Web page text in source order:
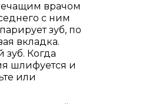
врачом
с ним
зуб, по
вкладка.
зуб. Когда
шлифуется и
или